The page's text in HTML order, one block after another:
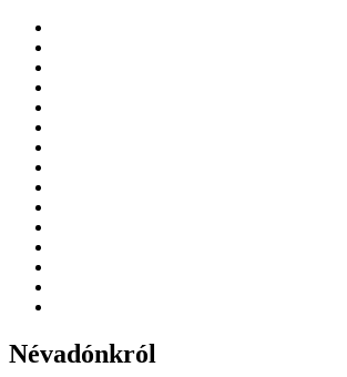
Névadónkról